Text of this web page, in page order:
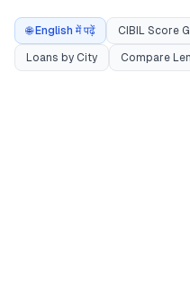
🌐 English में पढ़ें CIBIL Score
Loans by City Compare